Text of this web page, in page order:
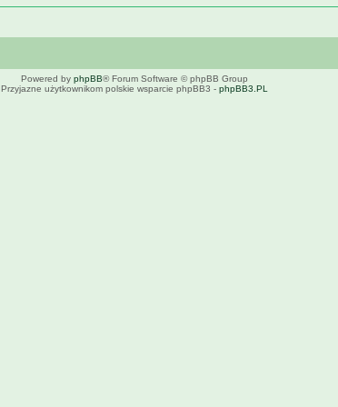
Powered by phpBB® Forum Software © phpBB Group
Przyjazne użytkownikom polskie wsparcie phpBB3 - phpBB3.PL